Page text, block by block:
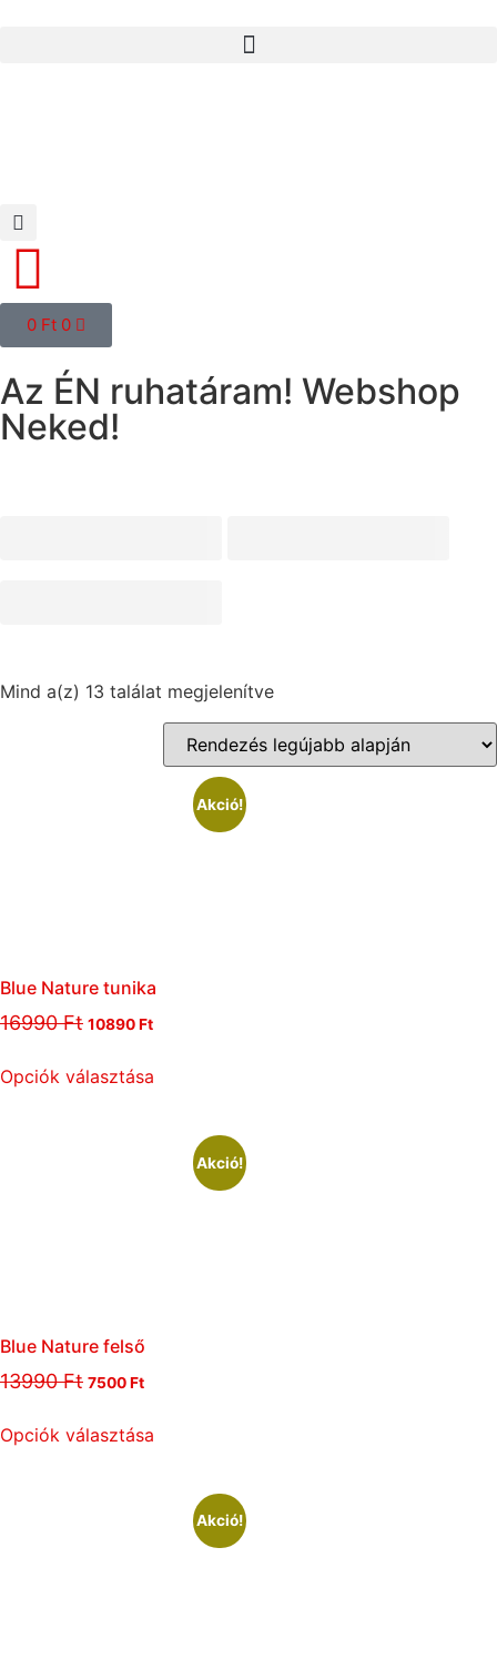
0 Ft 0
Az ÉN ruhatáram! Webshop
Neked!
Mind a(z) 13 találat megjelenítve
Akció!
Blue Nature tunika
16990Ft 10890Ft
Opciók választása
Akció!
Blue Nature felső
13990Ft 7500Ft
Opciók választása
Akció!